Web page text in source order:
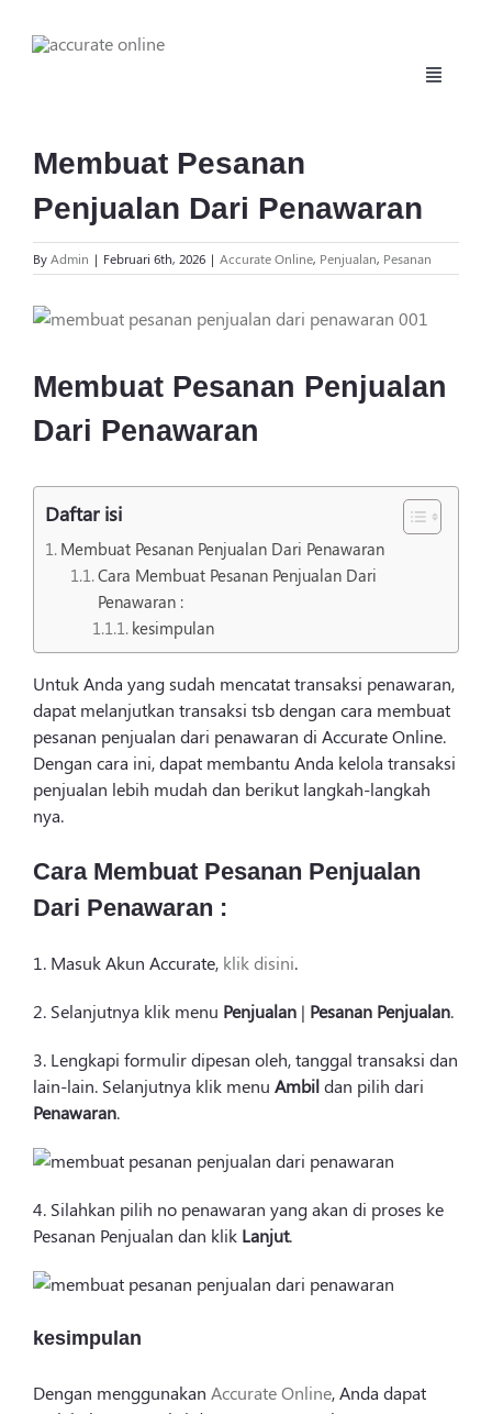
Toggle
Harga
Login
Membuat Pesanan
Penjualan Dari Penawaran
ByAdmin | Februari 6th, 2026 | Accurate Online, Penjualan, Pesanan
View
Membuat Pesanan Penjualan
Dari Penawaran
Daftar isi
Membuat Pesanan Penjualan Dari Penawaran
Cara Membuat Pesanan Penjualan Dari
Penawaran :
kesimpulan
Untuk Anda yang sudah mencatat transaksi penawaran,
dapat melanjutkan transaksi tsb dengan cara membuat
pesanan penjualan dari penawaran di Accurate Online.
Dengan cara ini, dapat membantu Anda kelola transaksi
penjualan lebih mudah dan berikut langkah-langkah
nya.
Cara Membuat Pesanan Penjualan
Dari Penawaran :
1. Masuk Akun Accurate, klik disini.
2. Selanjutnya klik menu Penjualan | Pesanan Penjualan.
3. Lengkapi formulir dipesan oleh, tanggal transaksi dan
lain-lain. Selanjutnya klik menu Ambildan pilih dari
Penawaran.
4. Silahkan pilih no penawaran yang akan di proses ke
Pesanan Penjualan dan klik Lanjut.
kesimpulan
Dengan menggunakan Accurate Online, Anda dapat